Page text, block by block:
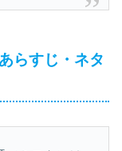
らすじ・ネタ